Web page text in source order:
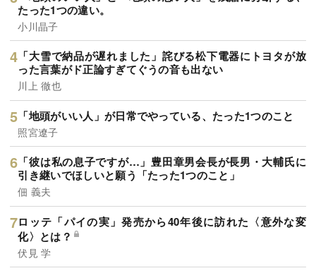
たった1つの違い。
小川晶子
「大雪で納品が遅れました」詫びる松下電器にトヨタが放
った言葉がド正論すぎてぐうの音も出ない
川上 徹也
「地頭がいい人」が日常でやっている、たった1つのこと
照宮遼子
「彼は私の息子ですが…」豊田章男会長が長男・大輔氏に
引き継いでほしいと願う「たった1つのこと」
佃 義夫
ロッテ「パイの実」発売から40年後に訪れた〈意外な変
化〉とは？
伏見 学